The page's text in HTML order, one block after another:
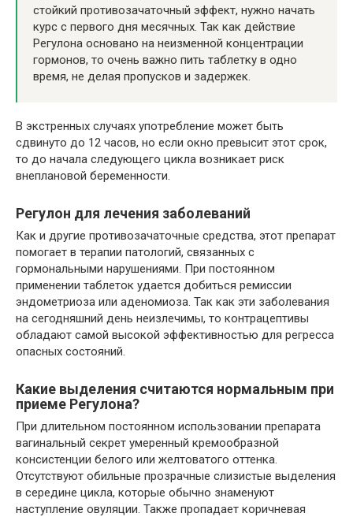
стойкий противозачаточный эффект, нужно начать
курс с первого дня месячных. Так как действие
Регулона основано на неизменной концентрации
гормонов, то очень важно пить таблетку в одно
время, не делая пропусков и задержек.
В экстренных случаях употребление может быть
сдвинуто до 12 часов, но если окно превысит этот срок,
то до начала следующего цикла возникает риск
внеплановой беременности.
Регулон для лечения заболеваний
Как и другие противозачаточные средства, этот препарат
помогает в терапии патологий, связанных с
гормональными нарушениями. При постоянном
применении таблеток удается добиться ремиссии
эндометриоза или аденомиоза. Так как эти заболевания
на сегодняшний день неизлечимы, то контрацептивы
обладают самой высокой эффективностью для регресса
опасных состояний.
Какие выделения считаются нормальным при
приеме Регулона?
При длительном постоянном использовании препарата
вагинальный секрет умеренный кремообразной
консистенции белого или желтоватого оттенка.
Отсутствуют обильные прозрачные слизистые выделения
в середине цикла, которые обычно знаменуют
наступление овуляции. Также пропадает коричневая